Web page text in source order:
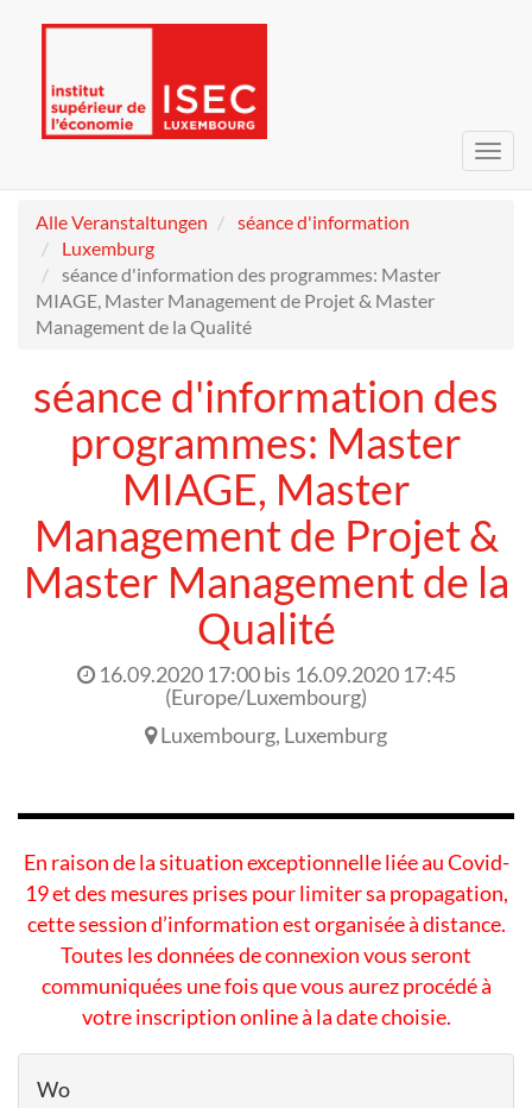
Alle Veranstaltungen
séance d'information
Luxemburg
séance d'information des programmes: Master
MIAGE, Master Management de Projet & Master
Management de la Qualité
séance d'information des
programmes: Master
MIAGE, Master
Management de Projet &
Master Management de la
Qualité
16.09.2020 17:00bis 16.09.2020 17:45
(Europe/Luxembourg)
Luxembourg, Luxemburg
En raison de la situation exceptionnelle liée au Covid-
19 et des mesures prises pour limiter sa propagation,
cette session d’information est organisée à distance.
Toutes les données de connexion vous seront
communiquées une fois que vous aurez procédé à
votre inscription online à la date choisie.
Wo